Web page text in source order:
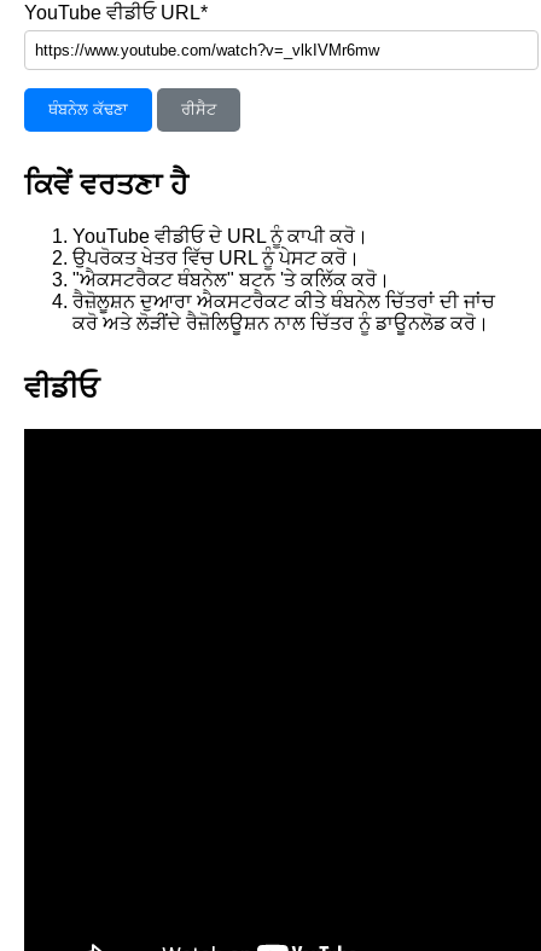
YouTube ਵੀਡੀਓ URL*
ਥੰਬਨੇਲ ਕੱਢਣਾ ਰੀਸੈਟ
ਕਿਵੇਂ ਵਰਤਣਾ ਹੈ
YouTube ਵੀਡੀਓ ਦੇ URL ਨੂੰ ਕਾਪੀ ਕਰੋ।
ਉਪਰੋਕਤ ਖੇਤਰ ਵਿੱਚ URL ਨੂੰ ਪੇਸਟ ਕਰੋ।
"ਐਕਸਟਰੈਕਟ ਥੰਬਨੇਲ" ਬਟਨ 'ਤੇ ਕਲਿੱਕ ਕਰੋ।
ਰੈਜ਼ੋਲੂਸ਼ਨ ਦੁਆਰਾ ਐਕਸਟਰੈਕਟ ਕੀਤੇ ਥੰਬਨੇਲ ਚਿੱਤਰਾਂ ਦੀ ਜਾਂਚ
ਕਰੋ ਅਤੇ ਲੋੜੀਂਦੇ ਰੈਜ਼ੋਲਿਊਸ਼ਨ ਨਾਲ ਚਿੱਤਰ ਨੂੰ ਡਾਊਨਲੋਡ ਕਰੋ।
ਵੀਡੀਓ